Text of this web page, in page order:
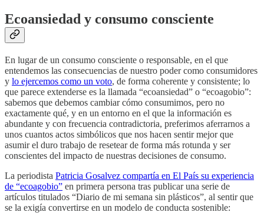
Ecoansiedad y consumo consciente
En lugar de un consumo consciente o responsable, en el que
entendemos las consecuencias de nuestro poder como consumidores
y lo ejercemos como un voto, de forma coherente y consistente; lo
que parece extenderse es la llamada “ecoansiedad” o “ecoagobio”:
sabemos que debemos cambiar cómo consumimos, pero no
exactamente qué, y en un entorno en el que la información es
abundante y con frecuencia contradictoria, preferimos aferrarnos a
unos cuantos actos simbólicos que nos hacen sentir mejor que
asumir el duro trabajo de resetear de forma más rotunda y ser
conscientes del impacto de nuestras decisiones de consumo.
La periodista Patricia Gosalvez compartía en El País su experiencia
de “ecoagobio” en primera persona tras publicar una serie de
artículos titulados “Diario de mi semana sin plásticos”, al sentir que
se la exigía convertirse en un modelo de conducta sostenible: